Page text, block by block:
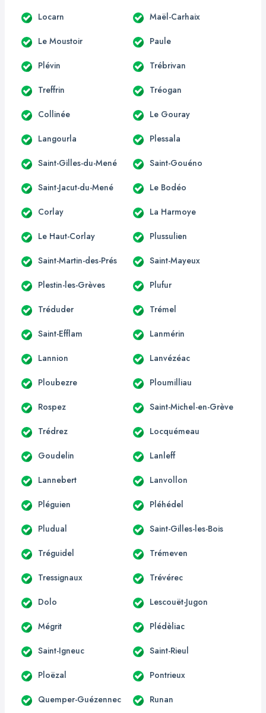
Locarn Maël-Carhaix
Le Moustoir Paule
Plévin Trébrivan
Treffrin Tréogan
Collinée Le Gouray
Langourla Plessala
Saint-Gilles-du-Mené Saint-Gouéno
Saint-Jacut-du-Mené Le Bodéo
Corlay La Harmoye
Le Haut-Corlay Plussulien
Saint-Martin-des-Prés Saint-Mayeux
Plestin-les-Grèves Plufur
Tréduder Trémel
Saint-Efflam Lanmérin
Lannion Lanvézéac
Ploubezre Ploumilliau
Rospez Saint-Michel-en-Grève
Trédrez Locquémeau
Goudelin Lanleff
Lannebert Lanvollon
Pléguien Pléhédel
Pludual Saint-Gilles-les-Bois
Tréguidel Trémeven
Tressignaux Trévérec
Dolo Lescouët-Jugon
Mégrit Plédèliac
Saint-Igneuc Saint-Rieul
Ploëzal Pontrieux
Quemper-Guézennec Runan